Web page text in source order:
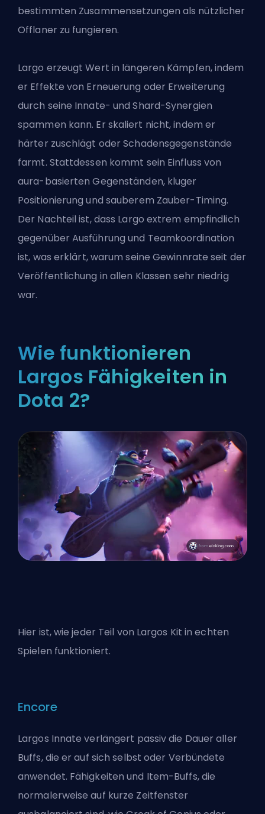
bestimmten Zusammensetzungen als nützlicher
Offlaner zu fungieren.
Largo erzeugt Wert in längeren Kämpfen, indem
er Effekte von Erneuerung oder Erweiterung
durch seine Innate- und Shard-Synergien
spammen kann. Er skaliert nicht, indem er
härter zuschlägt oder Schadensgegenstände
farmt. Stattdessen kommt sein Einfluss von
aura-basierten Gegenständen, kluger
Positionierung und sauberem Zauber-Timing.
Der Nachteil ist, dass Largo extrem empfindlich
gegenüber Ausführung und Teamkoordination
ist, was erklärt, warum seine Gewinnrate seit der
Veröffentlichung in allen Klassen sehr niedrig
war.
Wie funktionieren
Largos Fähigkeiten in
Dota 2?
Hier ist, wie jeder Teil von Largos Kit in echten
Spielen funktioniert.
Encore
Largos Innate verlängert passiv die Dauer aller
Buffs, die er auf sich selbst oder Verbündete
anwendet. Fähigkeiten und Item-Buffs, die
normalerweise auf kurze Zeitfenster